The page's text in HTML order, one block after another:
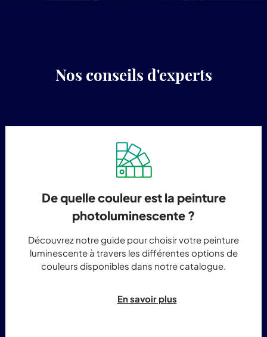
Nos conseils d'experts
De quelle couleur est la peinture
photoluminescente ?
Découvrez notre guide pour choisir votre peinture
luminescente à travers les différentes options de
couleurs disponibles dans notre catalogue.
En savoir plus